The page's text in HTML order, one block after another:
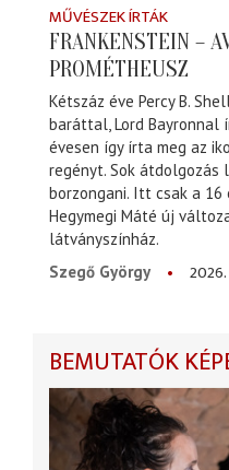
MŰVÉSZEK ÍRTÁK
FRANKENSTEIN –
PROMÉTHEUSZ
Kétszáz éve Percy B.
baráttal, Lord Bayronnal
évesen így írta meg az
regényt. Sok átdolgozás
borzongani. Itt csak a 16
Hegymegi Máté új
látványszínház.
Szegő György
BEMUTATÓK